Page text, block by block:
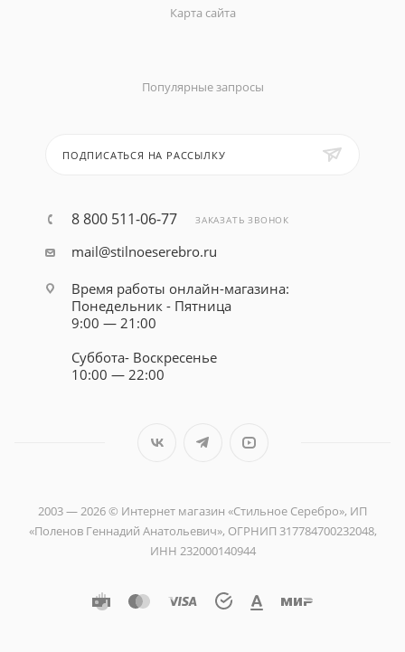
Карта сайта
Популярные запросы
ПОДПИСАТЬСЯ НА РАССЫЛКУ
8 800 511-06-77 ЗАКАЗАТЬ ЗВОНОК
mail@stilnoeserebro.ru
Время работы онлайн-магазина:
Понедельник - Пятница
9:00 — 21:00
Суббота- Воскресенье
10:00 — 22:00
2003 — 2026 © Интернет магазин «Стильное Серебро», ИП
«Поленов Геннадий Анатольевич», ОГРНИП 317784700232048,
ИНН 232000140944